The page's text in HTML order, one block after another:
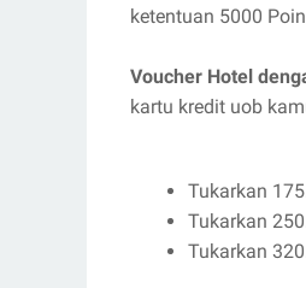
ketentuan 5000
Voucher Hotel
kartu kredit uob
Tukarkan
Tukarkan
Tukarkan